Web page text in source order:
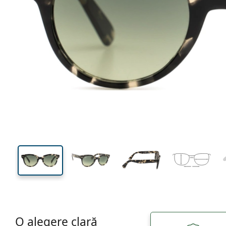
Lățimea ramei
43 mm
Înălțime lentilă
52 mm
Lățimea lentilei
Lățimea
O alegere clară